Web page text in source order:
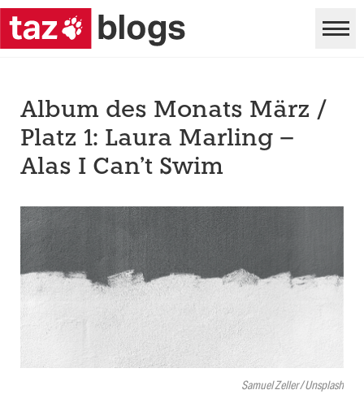
Samuel Zeller / Unsplash
Album des Monats März /
Platz 1: Laura Marling –
Alas I Can’t Swim